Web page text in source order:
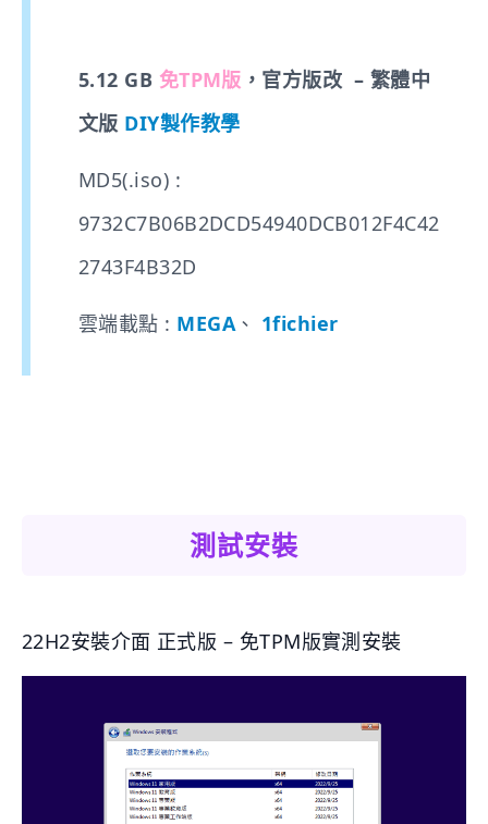
5.12 GB 免TPM版 ，官方版改 – 繁體中
文版 DIY製作教學
MD5(.iso) :
9732C7B06B2DCD54940DCB012F4C42
2743F4B32D
雲端載點 : MEGA、 1fichier
測試安裝
22H2安裝介面 正式版 – 免TPM版實測安裝